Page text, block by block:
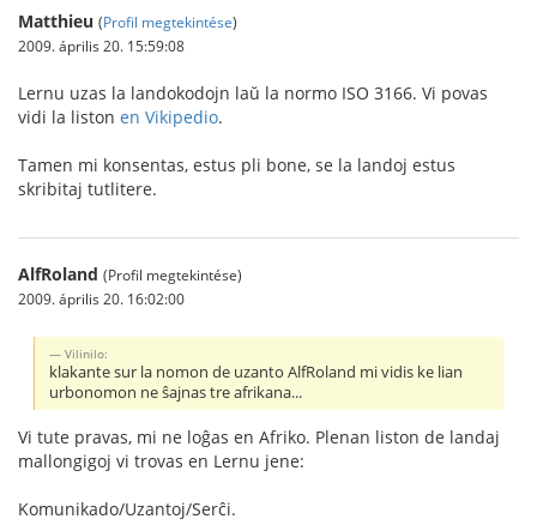
Matthieu (Profil megtekintése)
2009. április 20. 15:59:08
Lernu uzas la landokodojn laŭ la normo ISO 3166. Vi povas
vidi la liston en Vikipedio.
Tamen mi konsentas, estus pli bone, se la landoj estus
skribitaj tutlitere.
AlfRoland (Profil megtekintése)
2009. április 20. 16:02:00
Vilinilo:
klakante sur la nomon de uzanto AlfRoland mi vidis ke lian
urbonomon ne ŝajnas tre afrikana...
Vi tute pravas, mi ne loĝas en Afriko. Plenan liston de landaj
mallongigoj vi trovas en Lernu jene:
Komunikado/Uzantoj/Serĉi.